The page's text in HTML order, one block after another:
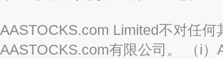
AASTOCKS.com Limited不对任
AASTOCKS.com有限公司。 （i